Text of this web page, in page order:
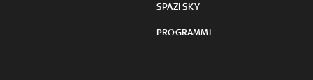
SPAZI SKY
PROGRAMMI